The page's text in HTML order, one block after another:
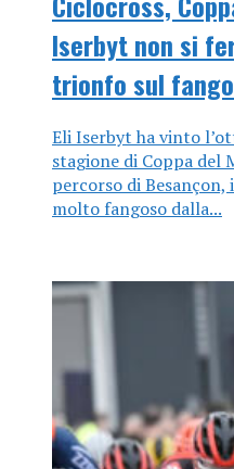
Iserbyt non si
trionfo sul
Eli Iserbyt ha vinto
stagione di Coppa del
percorso di
molto fangoso dalla...